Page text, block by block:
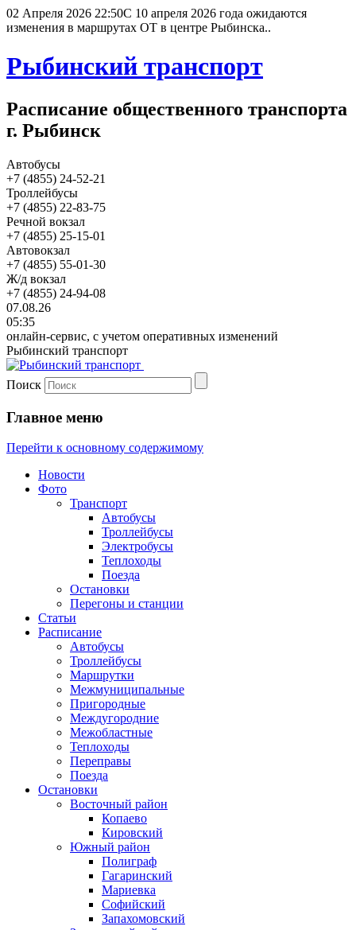
02 Апреля 2026 22:50С 10 апреля 2026 года ожидаются
изменения в маршрутах ОТ в центре Рыбинска..
Рыбинский транспорт
Расписание общественного транспорта
г. Рыбинск
Автобусы
+7 (4855) 24-52-21
Троллейбусы
+7 (4855) 22-83-75
Речной вокзал
+7 (4855) 25-15-01
Автовокзал
+7 (4855) 55-01-30
Ж/д вокзал
+7 (4855) 24-94-08
07.08.26
05:35
онлайн-сервис, с учетом оперативных изменений
Рыбинский транспорт
Поиск
Главное меню
Перейти к основному содержимому
Новости
Фото
Транспорт
Автобусы
Троллейбусы
Электробусы
Теплоходы
Поезда
Остановки
Перегоны и станции
Статьи
Расписание
Автобусы
Троллейбусы
Маршрутки
Межмуниципальные
Пригородные
Междугородние
Межобластные
Теплоходы
Переправы
Поезда
Остановки
Восточный район
Копаево
Кировский
Южный район
Полиграф
Гагаринский
Мариевка
Софийский
Запахомовский